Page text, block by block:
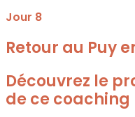
Jour 8
Retour au Puy
Découvrez le
de ce coaching